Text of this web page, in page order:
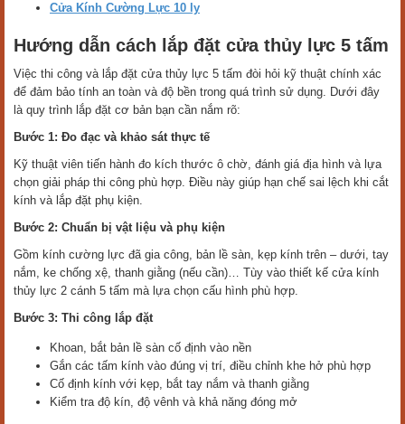
Cửa Kính Cường Lực 10 ly
Hướng dẫn cách lắp đặt cửa thủy lực 5 tấm
Việc thi công và lắp đặt cửa thủy lực 5 tấm đòi hỏi kỹ thuật chính xác
để đảm bảo tính an toàn và độ bền trong quá trình sử dụng. Dưới đây
là quy trình lắp đặt cơ bản bạn cần nắm rõ:
Bước 1: Đo đạc và khảo sát thực tế
Kỹ thuật viên tiến hành đo kích thước ô chờ, đánh giá địa hình và lựa
chọn giải pháp thi công phù hợp. Điều này giúp hạn chế sai lệch khi cắt
kính và lắp đặt phụ kiện.
Bước 2: Chuẩn bị vật liệu và phụ kiện
Gồm kính cường lực đã gia công, bản lề sàn, kẹp kính trên – dưới, tay
nắm, ke chống xệ, thanh giằng (nếu cần)… Tùy vào thiết kế cửa kính
thủy lực 2 cánh 5 tấm mà lựa chọn cấu hình phù hợp.
Bước 3: Thi công lắp đặt
Khoan, bắt bản lề sàn cố định vào nền
Gắn các tấm kính vào đúng vị trí, điều chỉnh khe hở phù hợp
Cố định kính với kẹp, bắt tay nắm và thanh giằng
Kiểm tra độ kín, độ vênh và khả năng đóng mở